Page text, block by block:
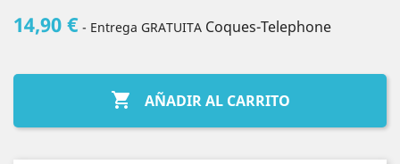
14,90 € - Entrega GRATUITA Coques-Telephone
 AÑADIR AL CARRITO